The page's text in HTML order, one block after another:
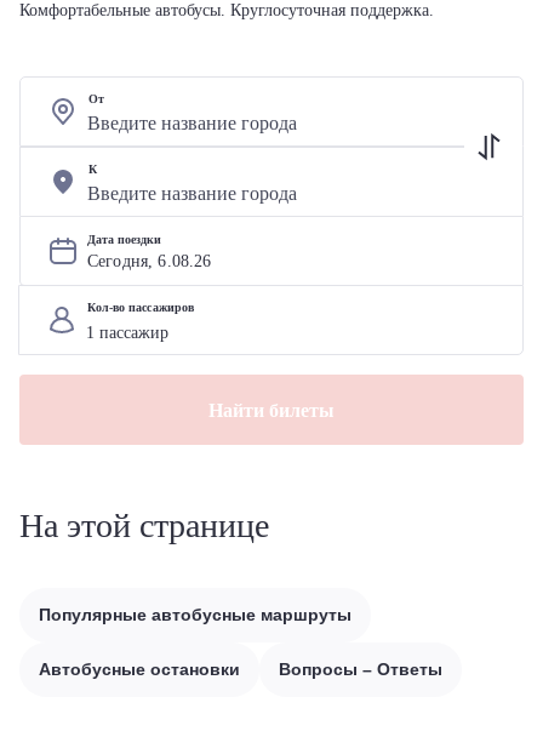
Комфортабельные автобусы. Круглосуточная поддержка.
От
К
Дата поездки
Сегодня, 6.08.26
Кол-во пассажиров
Найти билеты
На этой странице
Популярные автобусные маршруты
Автобусные остановки Вопросы – Ответы